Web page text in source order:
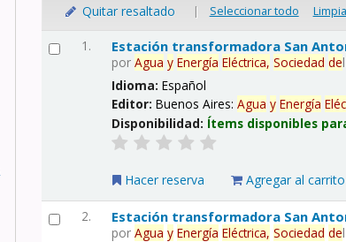
Quitar resaltado | Seleccionar todo
1. Estación transformadora San
porAgua y Energía Eléctrica, Sociedad de
Idioma:Español
Editor:Buenos Aires:Agua y Energía
Disponibilidad: Ítems disponibles
Hacer reserva Agregar al carrito
2. Estación transformadora San
porAgua y Energía Eléctrica, Sociedad de